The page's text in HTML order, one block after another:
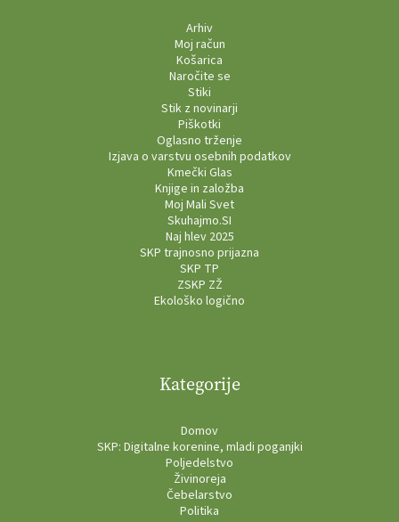
Arhiv
Moj račun
Košarica
Naročite se
Stiki
Stik z novinarji
Piškotki
Oglasno trženje
Izjava o varstvu osebnih podatkov
Kmečki Glas
Knjige in založba
Moj Mali Svet
Skuhajmo.SI
Naj hlev 2025
SKP trajnosno prijazna
SKP TP
ZSKP ZŽ
Ekološko logično
Kategorije
Domov
SKP: Digitalne korenine, mladi poganjki
Poljedelstvo
Živinoreja
Čebelarstvo
Politika